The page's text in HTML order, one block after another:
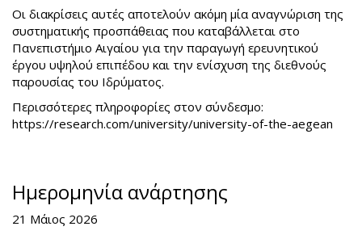
Οι διακρίσεις αυτές αποτελούν ακόμη μία αναγνώριση της
συστηματικής προσπάθειας που καταβάλλεται στο
Πανεπιστήμιο Αιγαίου για την παραγωγή ερευνητικού
έργου υψηλού επιπέδου και την ενίσχυση της διεθνούς
παρουσίας του Ιδρύματος.
Περισσότερες πληροφορίες στον σύνδεσμο:
https://research.com/university/university-of-the-aegean
Ημερομηνία ανάρτησης
21 Μάιος 2026